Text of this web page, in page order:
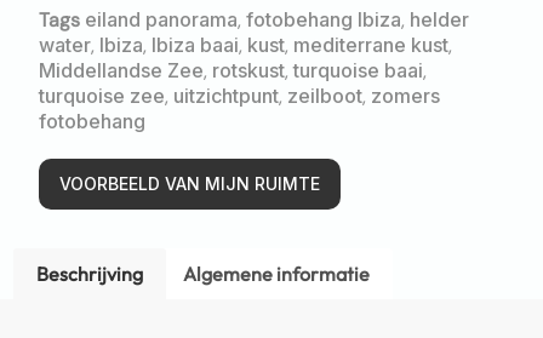
Tags eiland panorama, fotobehang Ibiza, helder
water, Ibiza, Ibiza baai, kust, mediterrane kust,
Middellandse Zee, rotskust,turquoise baai,
turquoise zee, uitzichtpunt, zeilboot, zomers
fotobehang
VOORBEELD VAN MIJN RUIMTE
Beschrijving Algemene informatie